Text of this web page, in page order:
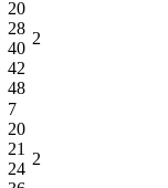
20
28
40
42
48
2
7
20
21
24
2